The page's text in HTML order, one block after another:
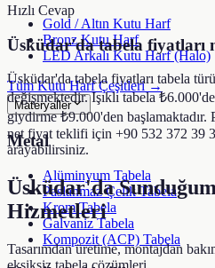
Gold / Altın Kutu Harf
Bronz Kutu Harf
LED Arkalı Kutu Harf (Halo)
Tüm Kutu Harf Çeşitleri →
Materyaller
Metal
Alüminyum Tabela
Paslanmaz Çelik Tabela
Krom Tabela
Galvaniz Tabela
Kompozit (ACP) Tabela
Hızlı Cevap
Üsküdar'da tabela fiyatları
Üsküdar'da tabela fiyatları tabela
değişmektedir. Işıklı tabela
giydirme ₺9.000'den başlamaktadır.
net fiyat teklifi için +90 532 372 39
arayabilirsiniz.
Üsküdar'da
Hizmetleri
Tasarımdan üretime, montajdan
eksiksiz tabela çözümleri.